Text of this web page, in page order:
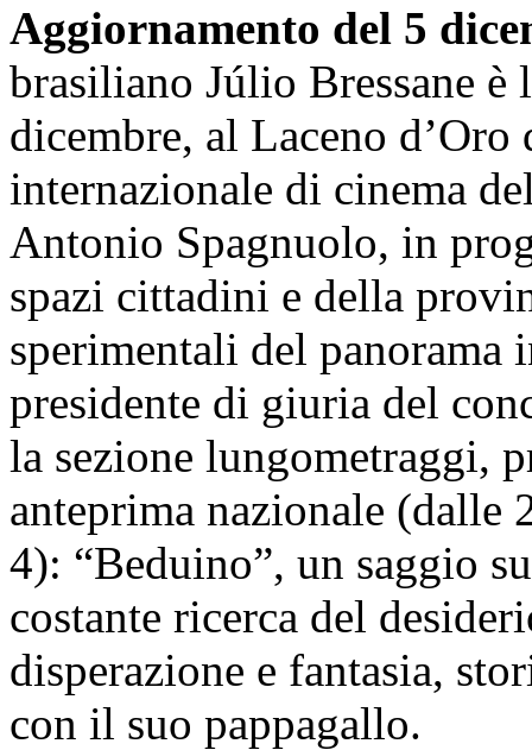
Aggiornamento del 5
brasiliano Júlio Bressane è
dicembre, al Laceno
internazionale di cinema
Antonio Spagnuolo, in
spazi cittadini e della
sperimentali del panorama
presidente di giuria del
la sezione lungometraggi,
anteprima nazionale (dalle
4): “Beduino”, un saggio
costante ricerca del
disperazione e fantasia,
con il suo pappagallo.